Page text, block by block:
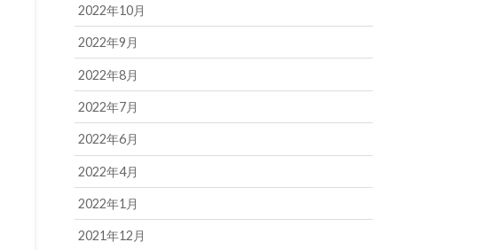
2022年10月
2022年9月
2022年8月
2022年7月
2022年6月
2022年4月
2022年1月
2021年12月